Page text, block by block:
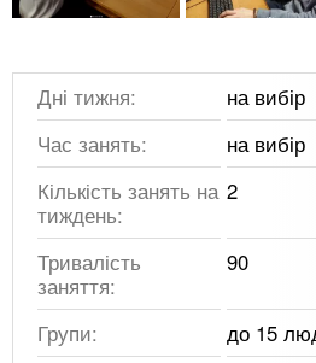
Дні тижня:
на вибір
Час занять:
на вибір
Кількість занять на
тиждень:
2
Тривалість
заняття:
90
Групи:
до 15